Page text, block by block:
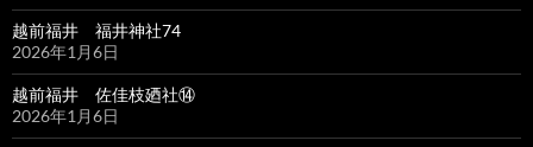
越前福井 福井神社74
2026年1月6日
越前福井 佐佳枝廼社⑭
2026年1月6日